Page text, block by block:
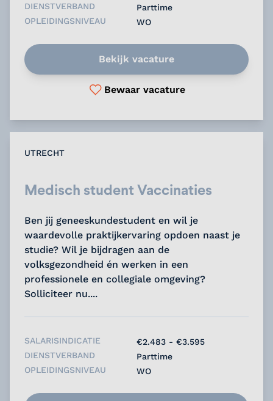
DIENSTVERBAND
Parttime
OPLEIDINGSNIVEAU
WO
Bekijk vacature
Bewaar vacature
UTRECHT
Medisch student Vaccinaties
Ben jij geneeskundestudent en wil je
waardevolle praktijkervaring opdoen naast je
studie? Wil je bijdragen aan de
volksgezondheid én werken in een
professionele en collegiale omgeving?
Solliciteer nu....
SALARISINDICATIE
€2.483 - €3.595
DIENSTVERBAND
Parttime
OPLEIDINGSNIVEAU
WO